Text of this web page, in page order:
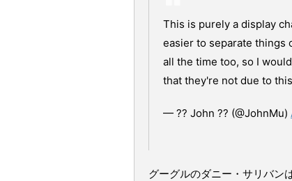
This is purely a display
easier to separate things
all the time too, so I
that they're not due to
— ?? John ?? (@JohnMu)
グーグルのダニー・サリバン